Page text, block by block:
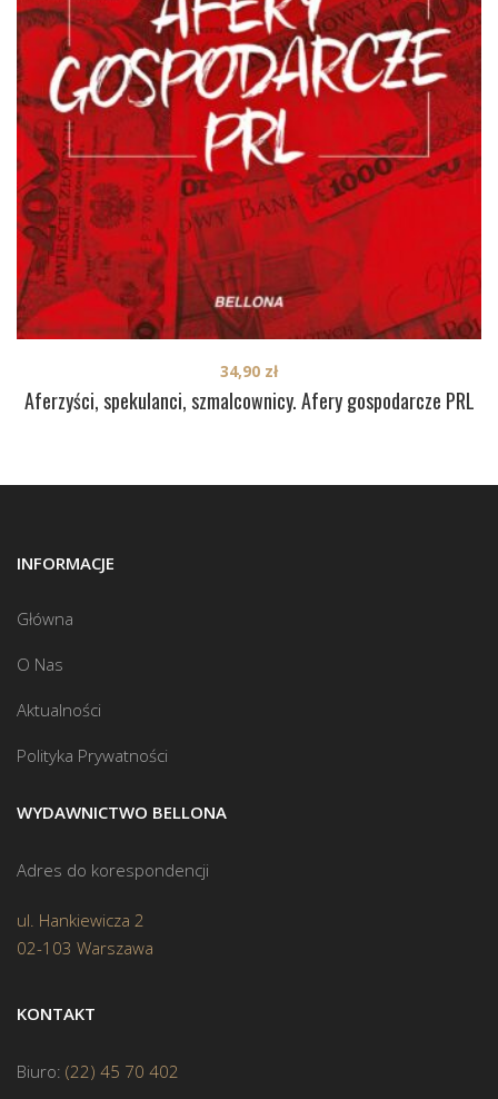
Aferzyści, spekulanci, szmalcownicy. Afery gospodarcze PRL
34,90 zł
INFORMACJE
Główna
O Nas
Aktualności
Polityka Prywatności
WYDAWNICTWO BELLONA
Adres do korespondencji
ul. Hankiewicza 2
02-103 Warszawa
KONTAKT
Biuro: (22) 45 70 402